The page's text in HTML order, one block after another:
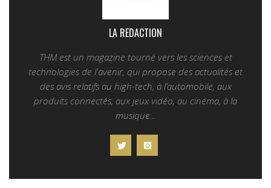
LA REDACTION
THM est un magazine tourné vers les sciences et
technologies de l'avenir, qui propose des actualités et
des avis relatifs au high-tech, à l’automobile, aux
produits connectés, aux jeux vidéo, au cinéma, à la
musique...